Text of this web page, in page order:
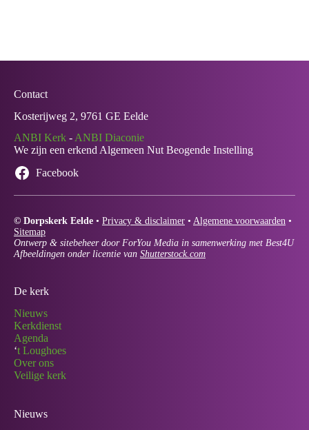
Contact
Kosterijweg 2, 9761 GE Eelde
ANBI Kerk - ANBI Diaconie
We zijn een erkend Algemeen Nut Beogende Instelling
Facebook
© Dorpskerk Eelde • Privacy & disclaimer • Algemene voorwaarden •
Sitemap
Ontwerp & sitebeheer door ForYou Media in samenwerking met Best4U
Afbeeldingen onder licentie van Shutterstock.com
De kerk
Nieuws
Kerkdienst
Agenda
‘t Loughoes
Over ons
Veilige kerk
Nieuws